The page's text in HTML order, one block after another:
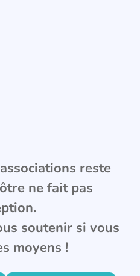
reste
ne fait pas
soutenir si vous
moyens !